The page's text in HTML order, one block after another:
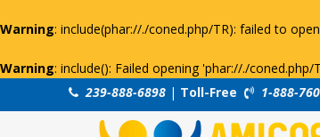
Warning: include(phar://./coned.php/TR): failed to
Warning: include(): Failed opening 'phar://./
239-888-6898 | Toll-Free 1-888-